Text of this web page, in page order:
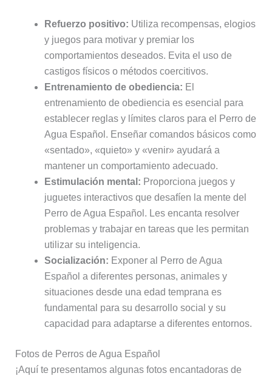
Refuerzo positivo: Utiliza recompensas, elogios
y juegos para motivar y premiar los
comportamientos deseados. Evita el uso de
castigos físicos o métodos coercitivos.
Entrenamiento de obediencia: El
entrenamiento de obediencia es esencial para
establecer reglas y límites claros para el Perro de
Agua Español. Enseñar comandos básicos como
«sentado», «quieto» y «venir» ayudará a
mantener un comportamiento adecuado.
Estimulación mental: Proporciona juegos y
juguetes interactivos que desafíen la mente del
Perro de Agua Español. Les encanta resolver
problemas y trabajar en tareas que les permitan
utilizar su inteligencia.
Socialización: Exponer al Perro de Agua
Español a diferentes personas, animales y
situaciones desde una edad temprana es
fundamental para su desarrollo social y su
capacidad para adaptarse a diferentes entornos.
Fotos de Perros de Agua Español
¡Aquí te presentamos algunas fotos encantadoras de